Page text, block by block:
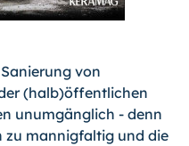
von
(halb)öffentlichen
unumgänglich - denn
zu mannigfaltig und die